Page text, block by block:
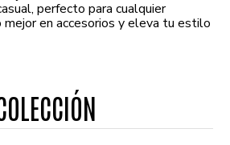
perfecto para cualquier
mejor en accesorios y eleva tu estilo